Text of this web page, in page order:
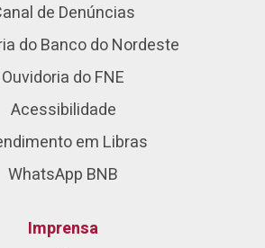
de Denúncias
do Banco do Nordeste
Ouvidoria do FNE
Acessibilidade
em Libras
WhatsApp BNB
Imprensa